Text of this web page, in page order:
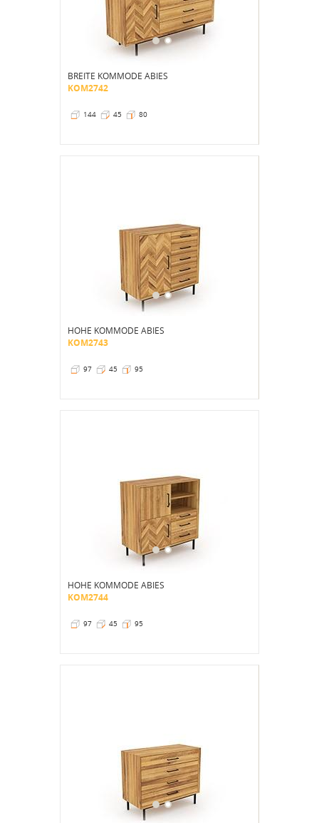
BREITE KOMMODE ABIES
KOM2742
144 45 80
HOHE KOMMODE ABIES
KOM2743
97 45 95
HOHE KOMMODE ABIES
KOM2744
97 45 95